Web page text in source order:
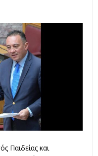
Παιδείας και